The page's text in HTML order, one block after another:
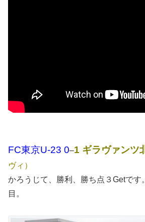
FC東京U-23 0–1 ギラヴァンツ
ヴィ）
かろうじて、勝利、勝ち点３Getです
目。